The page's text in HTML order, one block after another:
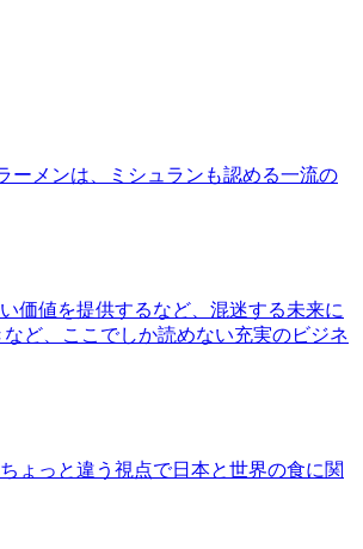
ーメンは、ミシュランも認める一流の
価値を提供するなど、混迷する未来に
ど、ここでしか読めない充実のビジネ
ょっと違う視点で日本と世界の食に関